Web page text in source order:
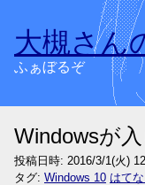
大槻さん
ふぁぼるぞ
Windowsが
投稿日時: 2016/3/1(火)
タグ: Windows 10 はて